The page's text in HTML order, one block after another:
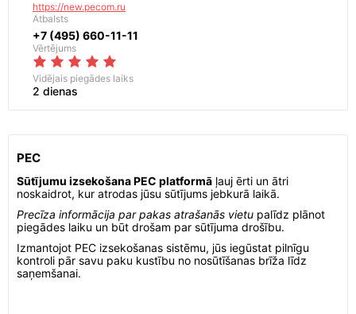
https://new.pecom.ru
Atbalsts
+7 (495) 660-11-11
Vērtējums
Vidējais piegādes laiks
2 dienas
PEC
Sūtījumu izsekošana PEC platformā ļauj ērti un ātri
noskaidrot, kur atrodas jūsu sūtījums jebkurā laikā.
Precīza informācija par pakas atrašanās vietu palīdz plānot
piegādes laiku un būt drošam par sūtījuma drošību.
Izmantojot PEC izsekošanas sistēmu, jūs iegūstat pilnīgu
kontroli pār savu paku kustību no nosūtīšanas brīža līdz
saņemšanai.